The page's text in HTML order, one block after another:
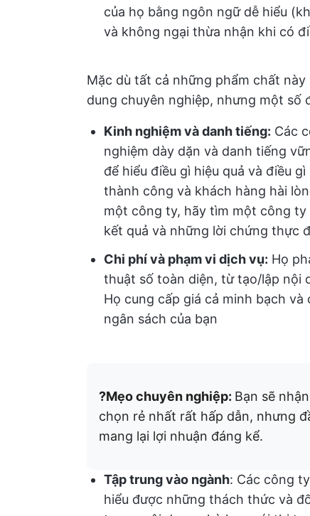
của họ bằng ngôn ngữ dễ hiểu
và không ngại thừa nhận khi có
Mặc dù tất cả những phẩm chất
dung chuyên nghiệp, nhưng một số
Kinh nghiệm và danh tiếng: Các
nghiệm dày dặn và danh tiếng
để hiểu điều gì hiệu quả và điều
thành công và khách hàng hài
một công ty, hãy tìm một công ty
kết quả và những lời chứng thực
Chi phí và phạm vi dịch vụ: Họ
thuật số toàn diện, từ tạo/lập nội
Họ cung cấp giá cả minh bạch
ngân sách của bạn
?Mẹo chuyên nghiệp: Bạn sẽ
chọn rẻ nhất rất hấp dẫn, nhưng
mang lại lợi nhuận đáng kể.
Tập trung vào ngành: Các công
hiểu được những thách thức và